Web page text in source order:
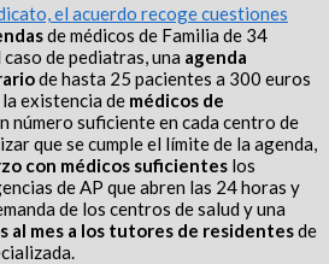
el acuerdo recoge cuestiones
de médicos de Familia de 34
de pediatras, una agenda
de hasta 25 pacientes a 300 euros
existencia de médicos de
número suficiente en cada centro de
que se cumple el límite de la agenda,
con médicos suficientes los
de AP que abren las 24 horas y
de los centros de salud y una
al mes a los tutores de residentesde